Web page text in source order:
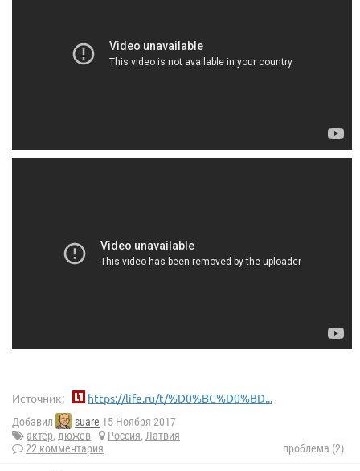
Источник: https://life.ru/t/%D0%BC%D0%BD...
Добавил suare 15 Ноября 2017
актёр, дюжев Россия, Латвия
22 комментария
проблема (2)